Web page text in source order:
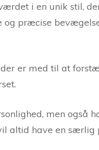
i en unik stil,
præcise
er med til at
men også
altid have en særlig